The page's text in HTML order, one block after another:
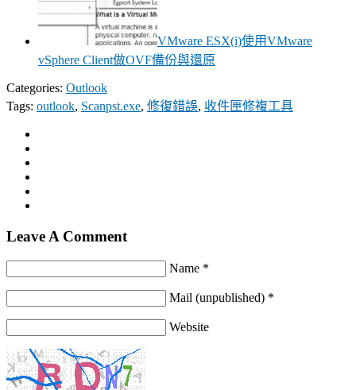
VMware ESX(i)使用VMware
vSphere Client做OVF備份與還原
Categories: Outlook
Tags: outlook, Scanpst.exe, 修復錯誤, 收件匣修複工具
Leave A Comment
Name *
Mail (unpublished) *
Website